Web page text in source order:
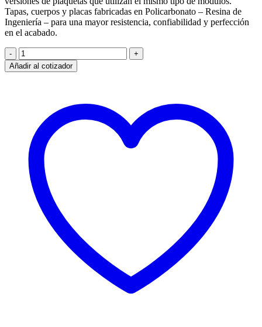
Tapas, cuerpos y placas fabricadas en Policarbonato – Resina de
Ingeniería – para una mayor resistencia, confiabilidad y perfección
en el acabado.
Atenea
Exterior
con
cantidad
Añadir al cotizador